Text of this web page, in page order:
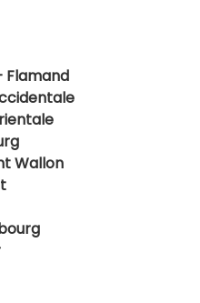
Flamand
Wallon